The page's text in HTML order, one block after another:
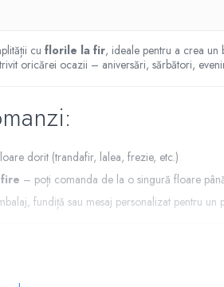
cu florile la fir, ideale pentru a crea
oricărei ocazii – aniversări, sărbători,
dorit (trandafir, lalea, frezie, etc.)
– poți comanda de la o singură floare
fundiță sau mesaj personalizat pentru un
de îngrijire: